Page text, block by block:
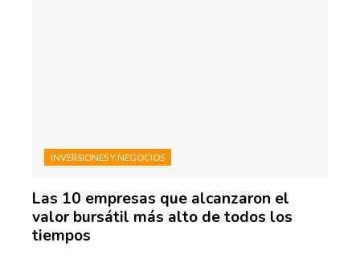
INVERSIONES Y NEGOCIOS
Las 10 empresas que alcanzaron el
valor bursátil más alto de todos los
tiempos